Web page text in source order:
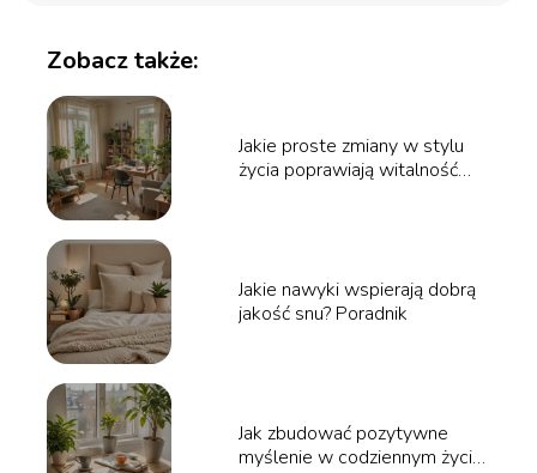
Zobacz także:
Jakie proste zmiany w stylu
życia poprawiają witalność
Jakie nawyki wspierają dobrą
jakość snu? Poradnik
Jak zbudować pozytywne
myślenie w codziennym życiu?